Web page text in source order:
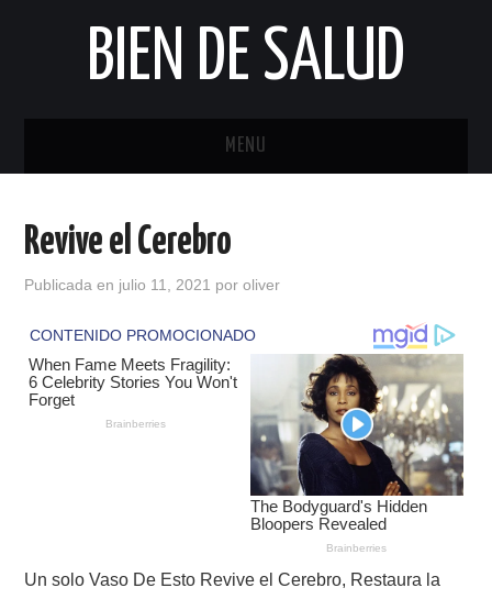
BIEN DE SALUD
MENU
Revive el Cerebro
Publicada en julio 11, 2021 poroliver
Un solo Vaso De Esto Revive el Cerebro, Restaura la